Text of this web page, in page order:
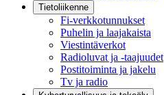
Tietoliikenne
Fi-verkkotunnukset
Puhelin ja laajakaista
Viestintäverkot
Radioluvat ja -taajuudet
Postitoiminta ja jakelu
Tv ja radio